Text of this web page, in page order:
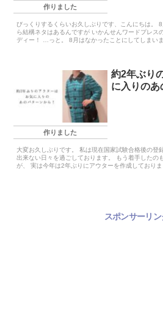
作りました
びっくりするくらいお久しぶりです、こんにちは。
ら結構ネタはあるんですが いかんせんワードプレス
ディー！ …っと。 8月はなかったことにしてしまい
作りました
約2年ぶり
に入りのあ
大変お久しぶりです。 私は現在国家試験合格後の登
出来ない日々を過ごしております。 もう着手したの
が、 実は今年は2年ぶりにアウターを作成しており
スポンサーリン